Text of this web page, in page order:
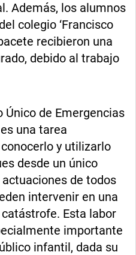
Además, los alumnos
colegio ‘Francisco
recibieron una
debido al trabajo
de Emergencias
una tarea
y utilizarlo
desde un único
de todos
intervenir en una
Esta labor
importante
infantil, dada su